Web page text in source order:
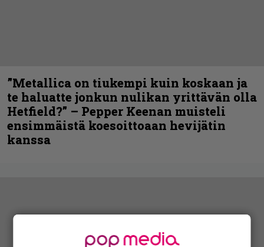
”Metallica on tiukempi kuin koskaan ja
te haluatte jonkun nulikan yrittävän olla
Hetfield?” – Pepper Keenan muisteli
ensimmäistä koesoittoaan hevijätin
kanssa